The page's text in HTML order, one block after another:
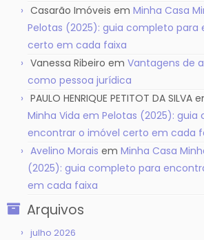
Casarão Imóveis em Minha Casa
Pelotas (2025): guia completo para
certo em cada faixa
Vanessa Ribeiro em Vantagens de
como pessoa jurídica
PAULO HENRIQUE PETITOT DA SILVA
Minha Vida em Pelotas (2025):
encontrar o imóvel certo em cada
Avelino Morais em Minha Casa
(2025): guia completo para
em cada faixa
Arquivos
julho 2026